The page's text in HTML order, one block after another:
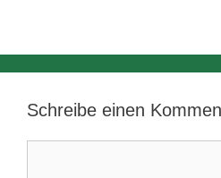
Schreibe einen